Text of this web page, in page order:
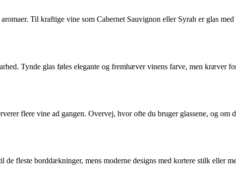
Til kraftige vine som Cabernet Sauvignon eller Syrah er glas med
Tynde glas føles elegante og fremhæver vinens farve, men kræver
flere vine ad gangen. Overvej, hvor ofte du bruger glassene, og om
fleste borddækninger, mens moderne designs med kortere stilk eller